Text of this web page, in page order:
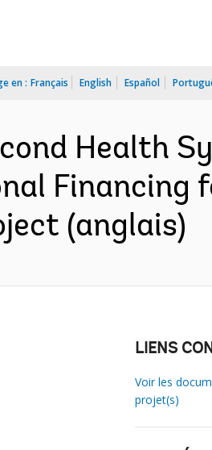
en : Français English Español
Health
Financing
(anglais)
LIENS
Voir les
projet(s)